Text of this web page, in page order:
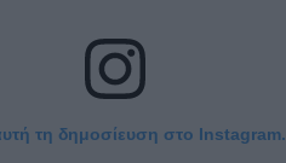
τη δημοσίευση στο Instagram.